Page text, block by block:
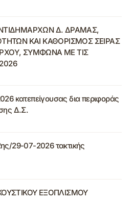
Δ. ΔΡΑΜΑΣ,
ΚΑΙ ΚΑΘΟΡΙΣΜΟΣ ΣΕΙΡΑΣ
ΣΥΜΦΩΝΑ ΜΕ ΤΙΣ
κατεπείγουσας δια περιφοράς
Δ.Σ.
29-07-2026 τακτικής
ΕΞΟΠΛΙΣΜΟΥ